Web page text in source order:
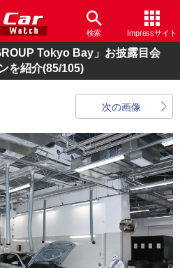
検索 Impressサイト
Tokyo Bay」お披露目会
を紹介(85/105)
次の画像